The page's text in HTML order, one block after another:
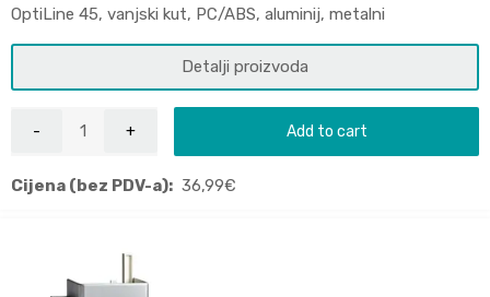
OptiLine 45, vanjski kut, PC/ABS, aluminij, metalni
Detalji proizvoda
Add to cart
Cijena (bez PDV-a): 36,99€